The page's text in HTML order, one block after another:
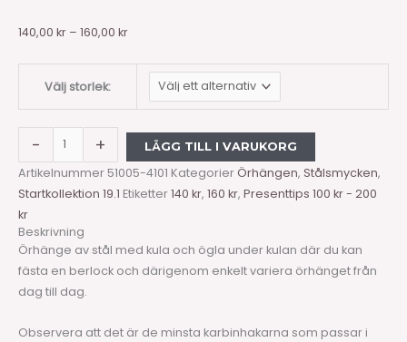
140,00 kr – 160,00 kr
Välj storlek:
- + LÄGG TILL I VARUKORG
Artikelnummer 51005-4101 KategorierÖrhängen, Stålsmycken,
Startkollektion 19.1 Etiketter140 kr, 160 kr, Presenttips 100 kr - 200
kr
Beskrivning
Örhänge av stål med kula och ögla under kulan där du kan
fästa en berlock och därigenom enkelt variera örhänget från
dag till dag.
Observera att det är de minsta karbinhakarna som passar i